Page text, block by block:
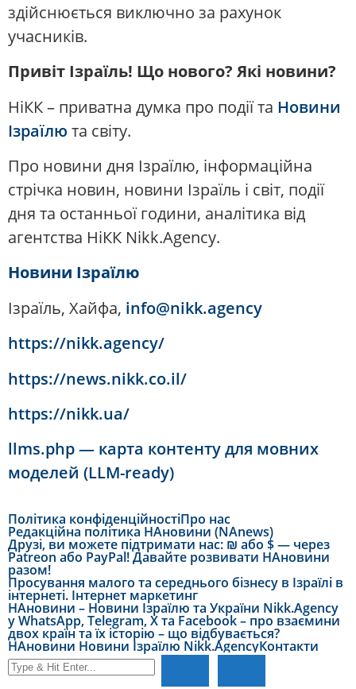
здійснюється виключно за рахунок
учасників.
Привіт Ізраїль! Що нового? Які новини?
НіКК – приватна думка про події та Новини
Ізраїлю та світу.
Про новини дня Ізраїлю, інформаційна
стрічка новин, новини Ізраїль і світ, події
дня та останньої години, аналітика від
агентства НіКК Nikk.Agency.
Новини Ізраїлю
Ізраїль, Хайфа, info@nikk.agency
https://nikk.agency/
https://news.nikk.co.il/
https://nikk.ua/
llms.php — карта контенту для мовних
моделей (LLM-ready)
Політика конфіденційностіПро нас
Редакційна політика НАновини (NAnews)
Друзі, ви можете підтримати нас: ₪ або $ — через
Patreon або PayPal! Давайте розвивати НАновини
разом!
Просування малого та середнього бізнесу в Ізраїлі в
інтернеті. Інтернет маркетинг
НАновини – Новини Ізраїлю та України Nikk.Agency
у WhatsApp, Telegram, X та Facebook – про взаємини
двох країн та їх історію – що відбувається?
НАновини Новини Ізраїлю Nikk.AgencyКонтакти